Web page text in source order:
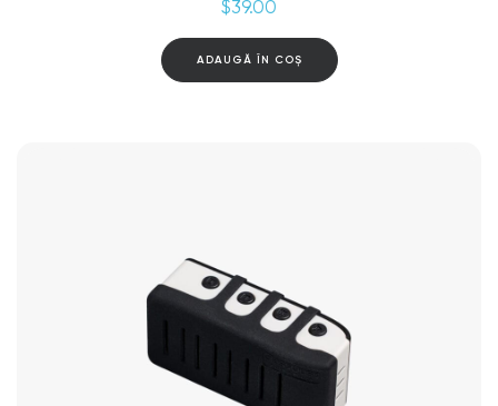
$39.00
ADAUGĂ ÎN COȘ